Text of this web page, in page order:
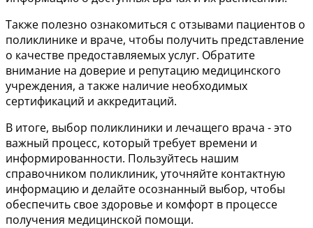
Также полезно ознакомиться с отзывами пациентов о
поликлинике и враче, чтобы получить представление
о качестве предоставляемых услуг. Обратите
внимание на доверие и репутацию медицинского
учреждения, а также наличие необходимых
сертификаций и аккредитаций.
В итоге, выбор поликлиники и лечащего врача - это
важный процесс, который требует времени и
информированности. Пользуйтесь нашим
справочником поликлиник, уточняйте контактную
информацию и делайте осознанный выбор, чтобы
обеспечить свое здоровье и комфорт в процессе
получения медицинской помощи.